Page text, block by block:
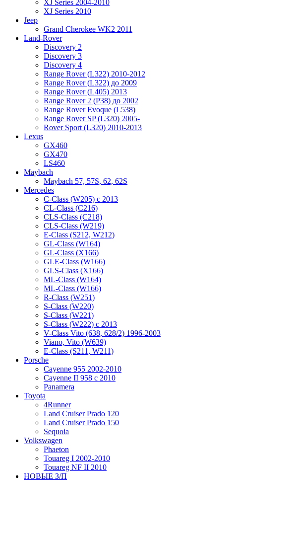
XJ Series 2004-2010
XJ Series 2010
Jeep
Grand Cherokee WK2 2011
Land-Rover
Discovery 2
Discovery 3
Discovery 4
Range Rover (L322) 2010-2012
Range Rover (L322) до 2009
Range Rover (L405) 2013
Range Rover 2 (P38) до 2002
Range Rover Evoque (L538)
Range Rover SP (L320) 2005-
Rover Sport (L320) 2010-2013
Lexus
GX460
GX470
LS460
Maybach
Maybach 57, 57S, 62, 62S
Mercedes
C-Class (W205) с 2013
CL-Class (C216)
CLS-Class (C218)
CLS-Class (W219)
E-Class (S212, W212)
GL-Class (W164)
GL-Class (X166)
GLE-Class (W166)
GLS-Class (X166)
ML-Class (W164)
ML-Class (W166)
R-Class (W251)
S-Class (W220)
S-Class (W221)
S-Class (W222) с 2013
V-Class Vito (638, 628/2) 1996-2003
Viano, Vito (W639)
Е-Class (S211, W211)
Porsche
Cayenne 955 2002-2010
Cayenne II 958 с 2010
Panamera
Toyota
4Runner
Land Cruiser Prado 120
Land Cruiser Prado 150
Sequoia
Volkswagen
Phaeton
Touareg I 2002-2010
Touareg NF II 2010
НОВЫЕ З/П